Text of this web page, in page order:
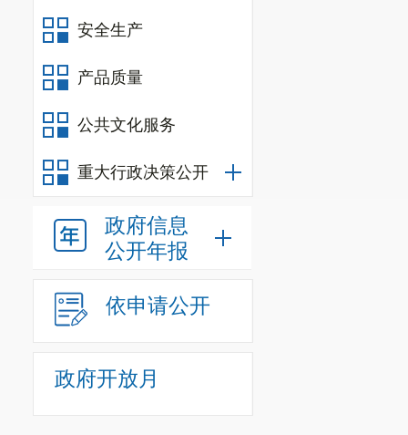
安全生产
产品质量
公共文化服务
重大行政决策公开
政府信息
公开年报
依申请公开
政府开放月